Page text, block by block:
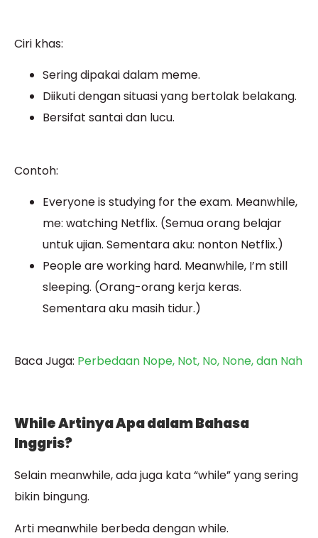
Ciri khas:
Sering dipakai dalam meme.
Diikuti dengan situasi yang bertolak belakang.
Bersifat santai dan lucu.
Contoh:
Everyone is studying for the exam. Meanwhile,
me: watching Netflix. (Semua orang belajar
untuk ujian. Sementara aku: nonton Netflix.)
People are working hard. Meanwhile, I’m still
sleeping. (Orang-orang kerja keras.
Sementara aku masih tidur.)
Baca Juga: Perbedaan Nope, Not, No, None, dan Nah
While Artinya Apa dalam Bahasa
Inggris?
Selain meanwhile, ada juga kata “while” yang sering
bikin bingung.
Arti meanwhile berbeda dengan while.